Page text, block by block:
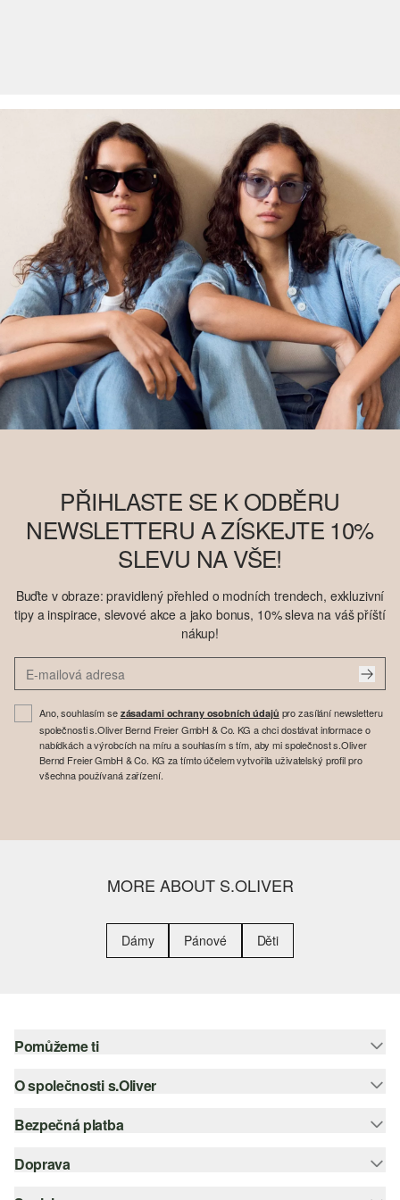
PŘIHLASTE SE K ODBĚRU
NEWSLETTERU A ZÍSKEJTE 10%
SLEVU NA VŠE!
Buďte v obraze: pravidlený přehled o modních trendech, exkluzivní
tipy a inspirace, slevové akce a jako bonus, 10% sleva na váš příští
nákup!
Ano, souhlasím se zásadami ochrany osobních údajů pro zasílání newsletteru
společnosti s.Oliver Bernd Freier GmbH & Co. KG a chci dostávat informace o
nabídkách a výrobcích na míru a souhlasím s tím, aby mi společnost s.Oliver
Bernd Freier GmbH & Co. KG za tímto účelem vytvořila uživatelský profil pro
všechna používaná zařízení.
MORE ABOUT S.OLIVER
Dámy Pánové Děti
Pomůžeme ti
Nápověda – často kladené otázky
Nápověda k velikostem
O společnosti s.Oliver
Newsletter
Bezpečná platba
Platební karta
Doprava